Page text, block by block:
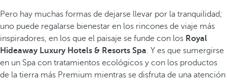
Pero hay muchas formas de dejarse llevar por la tranquilidad;
uno puede regalarse bienestar en los rincones de viaje más
inspiradores, en los que el paisaje se funde con los Royal
Hideaway Luxury Hotels & Resorts Spa. Y es que sumergirse
en un Spa con tratamientos ecológicos y con los productos
de la tierra más Premium mientras se disfruta de una atención